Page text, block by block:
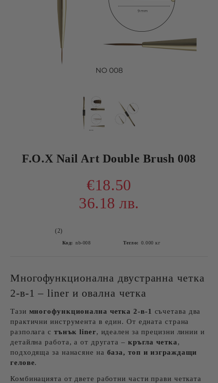
F.O.X Nail Art Double Brush 008
€18.50
36.18 лв.
(2)
Код: nb-008 Тегло: 0.000 кг
Многофункционална двустранна четка
2-в-1 – liner и овална четка
Тази многофункционална четка 2-в-1 съчетава два
практични инструмента в един. От едната страна
разполага с тънък liner, идеален за прецизни линии и
детайлна работа, а от другата – кръгла четка,
подходяща за нанасяне на база, топ и изграждащи
гелове.
Комбинацията от двете работни части прави четката